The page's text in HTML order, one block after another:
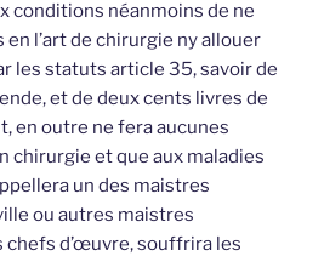
conditions néanmoins de ne
l’art de chirurgie ny allouer
les statuts article 35, savoir de
et de deux cents livres de
en outre ne fera aucunes
chirurgie et que aux maladies
un des maistres
ou autres maistres
chefs d’œuvre, souffrira les